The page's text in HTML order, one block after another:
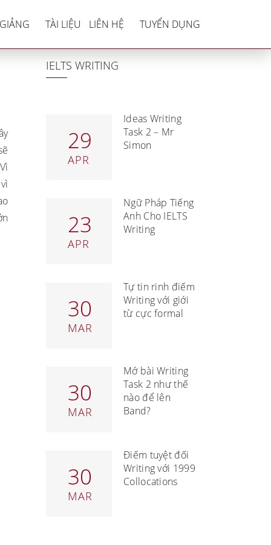
TÀI LIỆU LIÊN HỆ TUYỂN DỤNG
IELTS WRITING
29
APR
Ideas Writing
Task 2 – Mr
Simon
23
APR
Ngữ Pháp Tiếng
Anh Cho IELTS
Writing
30
MAR
Tự tin rinh điểm
Writing với giới
từ cực formal
30
MAR
Mở bài Writing
Task 2 như thế
nào để lên
Band?
30
MAR
Điểm tuyệt đối
Writing với 1999
Collocations